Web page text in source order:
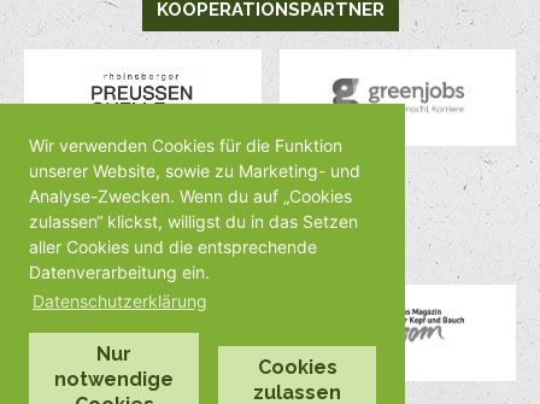
Wir verwenden Cookies für die Funktion
unserer Website, sowie zu Marketing- und
Analyse-Zwecken. Wenn du auf „Cookies
zulassen“ klickst, willigst du in das Setzen
aller Cookies und die entsprechende
Datenverarbeitung ein.
Datenschutzerklärung
Nur
notwendige
Cookies
zulassen
KOOPERATIONSPARTNER
MEDIENPARTNER